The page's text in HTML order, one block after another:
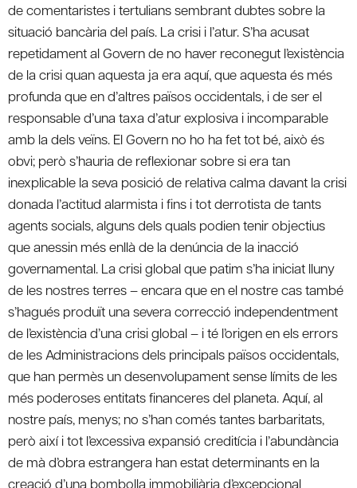
de comentaristes i tertulians sembrant dubtes sobre la
situació bancària del país. La crisi i l’atur. S’ha acusat
repetidament al Govern de no haver reconegut l’existència
de la crisi quan aquesta ja era aquí, que aquesta és més
profunda que en d’altres països occidentals, i de ser el
responsable d’una taxa d’atur explosiva i incomparable
amb la dels veïns. El Govern no ho ha fet tot bé, això és
obvi; però s’hauria de reflexionar sobre si era tan
inexplicable la seva posició de relativa calma davant la crisi
donada l’actitud alarmista i fins i tot derrotista de tants
agents socials, alguns dels quals podien tenir objectius
que anessin més enllà de la denúncia de la inacció
governamental. La crisi global que patim s’ha iniciat lluny
de les nostres terres – encara que en el nostre cas també
s’hagués produït una severa correcció independentment
de l’existència d’una crisi global – i té l’origen en els errors
de les Administracions dels principals països occidentals,
que han permès un desenvolupament sense límits de les
més poderoses entitats financeres del planeta. Aquí, al
nostre país, menys; no s’han comés tantes barbaritats,
però així i tot l’excessiva expansió creditícia i l’abundància
de mà d’obra estrangera han estat determinants en la
creació d’una bombolla immobiliària d’excepcional